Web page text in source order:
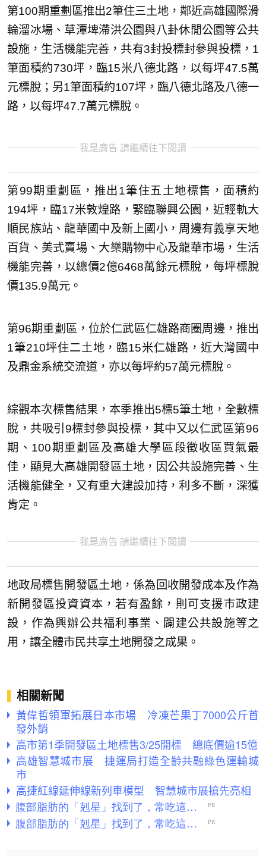
第100期重劃區推出2筆住三土地，鄰近高雄國際滑
輪溜冰場、草潭埤滯洪公園與八卦休閒公園等公共
設施，生活機能完善，共有3封投標封參與投標，1
筆面積約730坪，臨15米八德北路，以每坪47.5萬
元標脫；另1筆面積約107坪，臨八德北路及八德一
路，以每坪47.7萬元標脫。
我是廣告 請繼續往下閱讀
第99期重劃區，推出1筆住五土地標售，面積約
194坪，臨17米敦煌路，緊臨聯興公園，近輕軌大
順民族站、龍華國中及新上國小，周邊有義享天地
百貨、美式賣場、大樂購物中心及龍華市場，生活
機能完善，以總價2億6468萬餘元標脫，每坪標脫
價135.9萬元。
第96期重劃區，位於仁武區仁雄路商圈周邊，推出
1筆210坪住二土地，臨15米仁雄路，近大灣國中
及鼎金系統交流道，亦以每坪約57萬元標脫。
綜觀本次標售結果，本季推出5標5筆土地，全數標
脫，共吸引9標封參與投標，其中又以仁武區第96
期、100期重劃區及高雄大學區段徵收區買氣最
佳，顯見大高雄開發區土地，因公共設施完善、生
活機能健全，又有重大建設加持，利多不斷，深獲
肯定。
我是廣告 請繼續往下閱讀
地政局標售開發區土地，係為回收開發成本及作為
新開發區投資資本，若有盈餘，則可支援巿政建
設，作為興辦公共福利事業、闢建公共設施等之
用，讓全體市民共享土地開發之成果。
相關新聞
黃偉哲領軍拓展日本市場 冷凍芒果丁7000公斤首
發外銷
高市第1季開發區土地標售3/25開標 總底價逾15億
高雄智慧城市展 捷運局打造全齡共融綠色運輸城
市
高捷紅線延伸線新列車模型 智慧城市展搶先亮相